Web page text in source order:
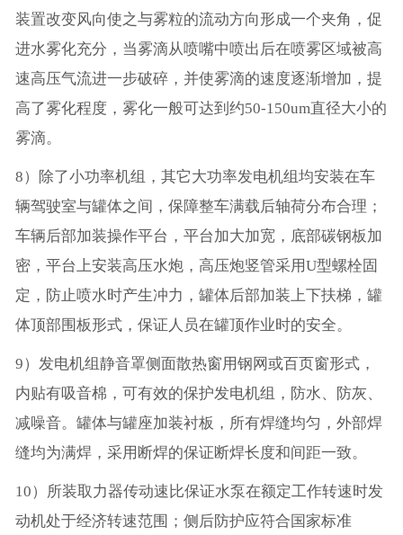
装置改变风向使之与雾粒的流动方向形成一个夹角，促
进水雾化充分，当雾滴从喷嘴中喷出后在喷雾区域被高
速高压气流进一步破碎，并使雾滴的速度逐渐增加，提
高了雾化程度，雾化一般可达到约50-150um直径大小的
雾滴。
8）除了小功率机组，其它大功率发电机组均安装在车
辆驾驶室与罐体之间，保障整车满载后轴荷分布合理；
车辆后部加装操作平台，平台加大加宽，底部碳钢板加
密，平台上安装高压水炮，高压炮竖管采用U型螺栓固
定，防止喷水时产生冲力，罐体后部加装上下扶梯，罐
体顶部围板形式，保证人员在罐顶作业时的安全。
9）发电机组静音罩侧面散热窗用钢网或百页窗形式，
内贴有吸音棉，可有效的保护发电机组，防水、防灰、
减噪音。罐体与罐座加装衬板，所有焊缝均匀，外部焊
缝均为满焊，采用断焊的保证断焊长度和间距一致。
10）所装取力器传动速比保证水泵在额定工作转速时发
动机处于经济转速范围；侧后防护应符合国家标准